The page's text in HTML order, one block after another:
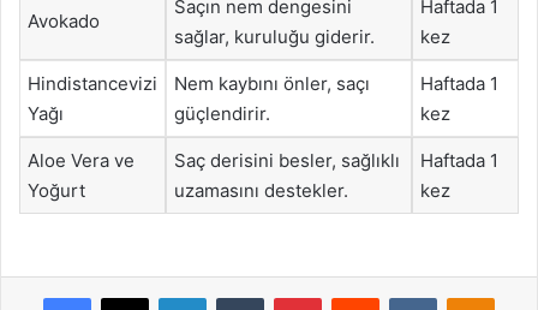
Avokado
Saçın nem dengesini
sağlar, kuruluğu giderir.
Haftada 1
kez
Hindistancevizi
Yağı
Nem kaybını önler, saçı
güçlendirir.
Haftada 1
kez
Aloe Vera ve
Yoğurt
Saç derisini besler, sağlıklı
uzamasını destekler.
Haftada 1
kez
Facebook
X LinkedInTumblr PinterestReddit VKontakte